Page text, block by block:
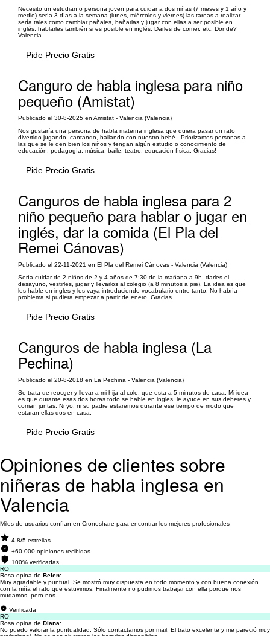
Necesito un estudian o persona joven para cuidar a dos niñas (7 meses y 1 año y
medio) sería 3 días a la semana (lunes, miércoles y viernes) las tareas a realizar
sería tales como cambiar pañales, bañarlas y jugar con ellas a ser posible en
inglés, hablarles también si es posible en inglés. Darles de comer, etc. Donde?
Valencia
Pide Precio Gratis
Canguro de habla inglesa para niño
pequeño (Amistat)
Publicado el 30-8-2025 en Amistat - Valencia (Valencia)
Nos gustaría una persona de habla materna inglesa que quiera pasar un rato
divertido jugando, cantando, bailando con nuestro bebé . Priorizamos personas a
las que se le den bien los niños y tengan algún estudio o conocimiento de
educación, pedagogía, música, baile, teatro, educación física. Gracias!
Pide Precio Gratis
Canguros de habla inglesa para 2
niño pequeño para hablar o jugar en
inglés, dar la comida (El Pla del
Remei Cánovas)
Publicado el 22-11-2021 en El Pla del Remei Cánovas - Valencia (Valencia)
Sería cuidar de 2 niños de 2 y 4 años de 7:30 de la mañana a 9h, darles el
desayuno, vestirles, jugar y llevarlos al colegio (a 8 minutos a pie). La idea es que
les hable en ingles y les vaya introduciendo vocabulario entre tanto. No habría
problema si pudiera empezar a partir de enero. Gracias
Pide Precio Gratis
Canguros de habla inglesa (La
Pechina)
Publicado el 20-8-2018 en La Pechina - Valencia (Valencia)
Se trata de reocger y llevar a mi hija al cole, que esta a 5 minutos de casa. Mi idea
es que durante esas dos horas todo se hable en ingles, le ayude en sus deberes y
coman juntas. Ni yo, ni su padre estaremos durante ese tiempo de modo que
estaran ellas dos en casa.
Pide Precio Gratis
Opiniones de clientes sobre
niñeras de habla inglesa en
Valencia
Miles de usuarios confían en Cronoshare para encontrar los mejores profesionales
4.8/5 estrellas
+60.000 opiniones recibidas
100% verificadas
RO
Rosa opina de Belen:
Muy agradable y puntual. Se mostró muy dispuesta en todo momento y con buena conexión
con la niña el rato que estuvimos. Finalmente no pudimos trabajar con ella porque nos
mudamos, pero nos...
Verificada
RO
Rosa opina de Diana:
No puedo valorar la puntualidad. Sólo contactamos por mail. El trato excelente y me pareció muy